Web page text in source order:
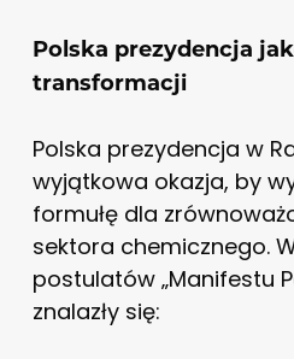
Polska prezydencja
transformacji
Polska prezydencja w
wyjątkowa okazja, by
formułę dla
sektora chemicznego.
postulatów „Manifestu
znalazły się: